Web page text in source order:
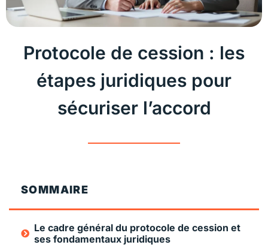
Protocole de cession : les
étapes juridiques pour
sécuriser l’accord
SOMMAIRE
Le cadre général du protocole de cession et
ses fondamentaux juridiques